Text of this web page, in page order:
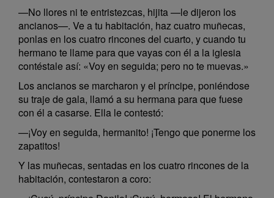
—No llores ni te entristezcas, hijita —le dijeron los
ancianos—. Ve a tu habitación, haz cuatro muñecas,
ponlas en los cuatro rincones del cuarto, y cuando tu
hermano te llame para que vayas con él a la iglesia
contéstale así: «Voy en seguida; pero no te muevas.»
Los ancianos se marcharon y el príncipe, poniéndose
su traje de gala, llamó a su hermana para que fuese
con él a casarse. Ella le contestó:
—¡Voy en seguida, hermanito! ¡Tengo que ponerme los
zapatitos!
Y las muñecas, sentadas en los cuatro rincones de la
habitación, contestaron a coro: